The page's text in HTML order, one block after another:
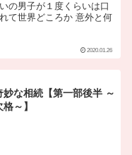
の男子が１度くらいは口
て世界どころか 意外と何
2020.01.26
妙な相続【第一部後半 ～
～】